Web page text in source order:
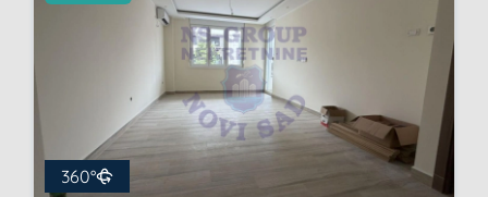
360°